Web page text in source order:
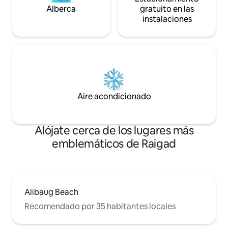
Alberca
gratuito en las
instalaciones
Aire acondicionado
Alójate cerca de los lugares más
emblemáticos de Raigad
Alibaug Beach
Recomendado por 35 habitantes locales